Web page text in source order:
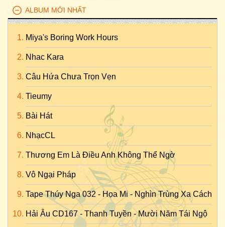
ALBUM MỚI NHẤT
Miya's Boring Work Hours
Nhac Kara
Câu Hứa Chưa Trọn Vẹn
Tieumy
Bài Hát
NhạcCL
Thương Em Là Điều Anh Không Thể Ngờ
Vô Ngại Pháp
Tape Thúy Nga 032 - Họa Mi - Nghìn Trùng Xa Cách
Hải Âu CD167 - Thanh Tuyền - Mười Năm Tái Ngộ